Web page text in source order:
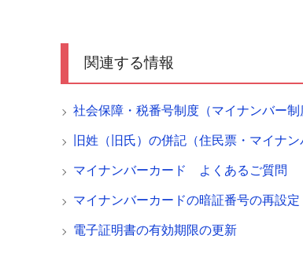
関連する情報
社会保障・税番号制度（マイナンバー制
旧姓（旧氏）の併記（住民票・マイナン
マイナンバーカード よくあるご質問
マイナンバーカードの暗証番号の再設定
電子証明書の有効期限の更新